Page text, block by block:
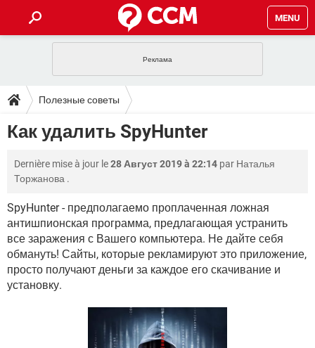
MENU
INSTAGRAM
ИГРЫ WINDOWS 10
GOOGLE
ПОЛЕЗНЫЕ СОВЕТЫ
TIKTOK
WHATSAPP INSTAGRAM
FACEBOOK ИГРЫ
ВИДЕО GOOGLE
YANDEX
ЗАГРУЗКИ
WHATSAPP
WINDOWS 10 ВКОНТАКТЕ
ВИДЕО GOOGLE
YANDEX
ФОРУМ
WHATSAPP INSTAGRAM
FACEBOOK ИГРЫ
WINDOWS 10 ВКОНТАКТЕ
ВИДЕО
TIKTOK TELEGRAM
WHATSAPP INSTAGRAM
FACEBOOK ИГРЫ
GOOGLE
Полезные советы
Как удалить SpyHunter
Dernière mise à jour le28 Август 2019 à 22:14 par Наталья
Торжанова .
SpyHunter - предполагаемо проплаченная ложная
антишпионская программа, предлагающая устранить
все заражения с Вашего компьютера. Не дайте себя
обмануть! Сайты, которые рекламируют это приложение,
просто получают деньги за каждое его скачивание и
установку.